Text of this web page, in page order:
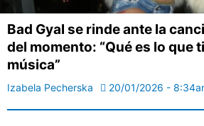
Bad Gyal se rinde ante la
del momento: “Qué es lo que
música”
Izabela Pecherska 20/01/2026 -